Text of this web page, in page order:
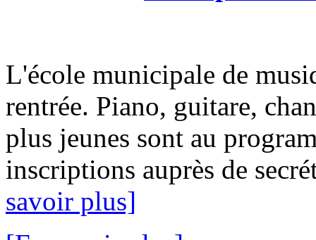
L'école municipale de
rentrée. Piano, guitare,
plus jeunes sont au
inscriptions auprès de
savoir plus]